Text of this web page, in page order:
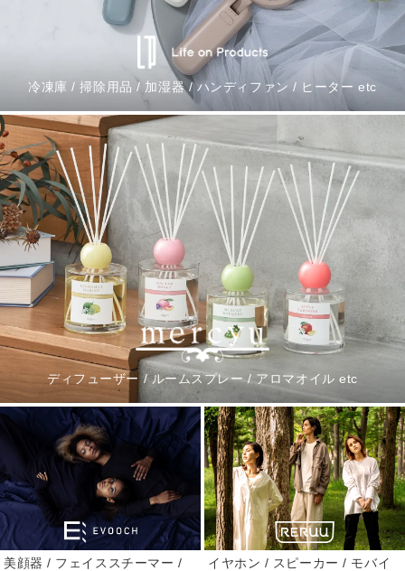
冷凍庫 / 掃除用品 / 加湿器 / ハンディファン / ヒーター etc
ディフューザー / ルームスプレー / アロマオイル etc
美顔器 / フェイススチーマー /
イヤホン / スピーカー / モバイ